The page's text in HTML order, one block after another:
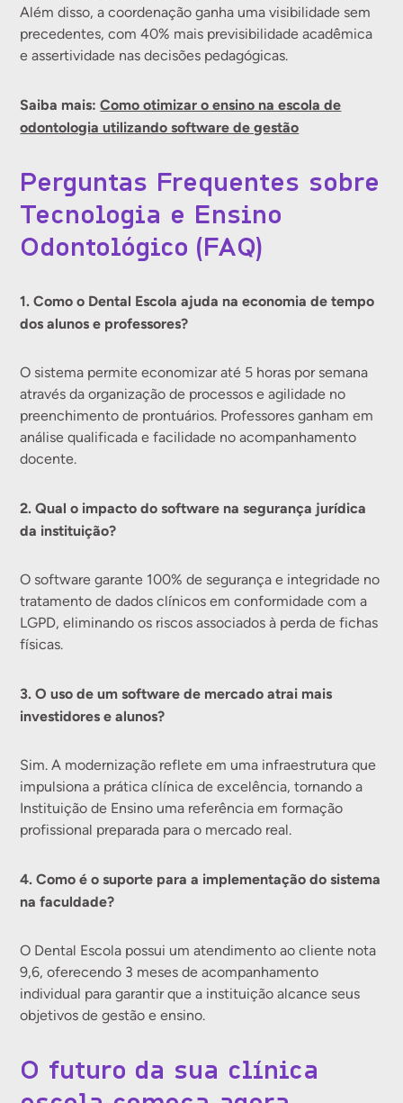
Além disso, a coordenação ganha uma visibilidade sem
precedentes, com 40% mais previsibilidade acadêmica
e assertividade nas decisões pedagógicas.
Saiba mais: Como otimizar o ensino na escola de
odontologia utilizando software de gestão
Perguntas Frequentes sobre
Tecnologia e Ensino
Odontológico (FAQ)
1. Como o Dental Escola ajuda na economia de tempo
dos alunos e professores?
O sistema permite economizar até 5 horas por semana
através da organização de processos e agilidade no
preenchimento de prontuários. Professores ganham em
análise qualificada e facilidade no acompanhamento
docente.
2. Qual o impacto do software na segurança jurídica
da instituição?
O software garante 100% de segurança e integridade no
tratamento de dados clínicos em conformidade com a
LGPD, eliminando os riscos associados à perda de fichas
físicas.
3. O uso de um software de mercado atrai mais
investidores e alunos?
Sim. A modernização reflete em uma infraestrutura que
impulsiona a prática clínica de excelência, tornando a
Instituição de Ensino uma referência em formação
profissional preparada para o mercado real.
4. Como é o suporte para a implementação do sistema
na faculdade?
O Dental Escola possui um atendimento ao cliente nota
9,6, oferecendo 3 meses de acompanhamento
individual para garantir que a instituição alcance seus
objetivos de gestão e ensino.
O futuro da sua clínica